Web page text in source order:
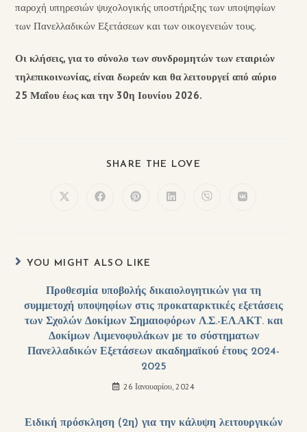
παροχή υπηρεσιών ψυχολογικής υποστήριξης των υποψηφίων
των Πανελλαδικών Εξετάσεων και των οικογενειών τους.
Οι κλήσεις, για το σύνολο των συνδρομητών των εταιριών
τηλεπικοινωνίας, είναι δωρεάν και θα λειτουργεί από αύριο
25 Μαΐου έως και την 30η Ιουνίου 2026.
SHARE THE LOVE
YOU MIGHT ALSO LIKE
Προθεσμία υποβολής δικαιολογητικών για τη
συμμετοχή υποψηφίων στις προκαταρκτικές εξετάσεις
των Σχολών Δοκίμων Σημαιοφόρων Λ.Σ.-ΕΛ.ΑΚΤ. και
Δοκίμων Λιμενοφυλάκων με το σύστηματων
Πανελλαδικών Εξετάσεων ακαδημαϊκού έτους 2024-
2025
26 Ιανουαρίου, 2024
Ειδική πρόσκληση (2η) για την κάλυψη λειτουργικών